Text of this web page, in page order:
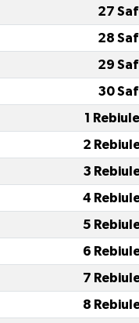
27
28
29
30
1
2
3
4
5
6
7
8